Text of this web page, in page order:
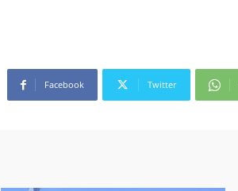
Facebook Twitter